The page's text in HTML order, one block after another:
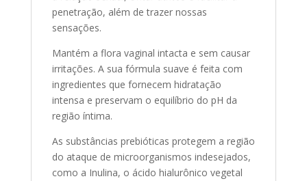
penetração, além de trazer nossas
sensações.
Mantém a flora vaginal intacta e sem causar
irritações. A sua fórmula suave é feita com
ingredientes que fornecem hidratação
intensa e preservam o equilíbrio do pH da
região íntima.
As substâncias prebióticas protegem a região
do ataque de microorganismos indesejados,
como a Inulina, o ácido hialurônico vegetal